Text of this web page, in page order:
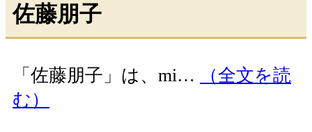
佐藤朋子
「佐藤朋子」は、mi…
（全文を読
む）